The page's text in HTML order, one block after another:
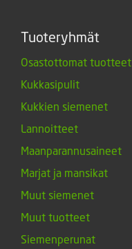
Tuoteryhmät
Osastottomat tuotteet
Kukkasipulit
Kukkien siemenet
Lannoitteet
Maanparannusaineet
Marjat ja mansikat
Muut siemenet
Muut tuotteet
Siemenperunat